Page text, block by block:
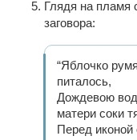
Глядя на пламя
заговора:
“Яблочко
питалось,
Дождевою
матери соки
Перед